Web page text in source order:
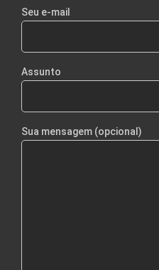
Seu e-mail
Assunto
Sua mensagem (opcional)